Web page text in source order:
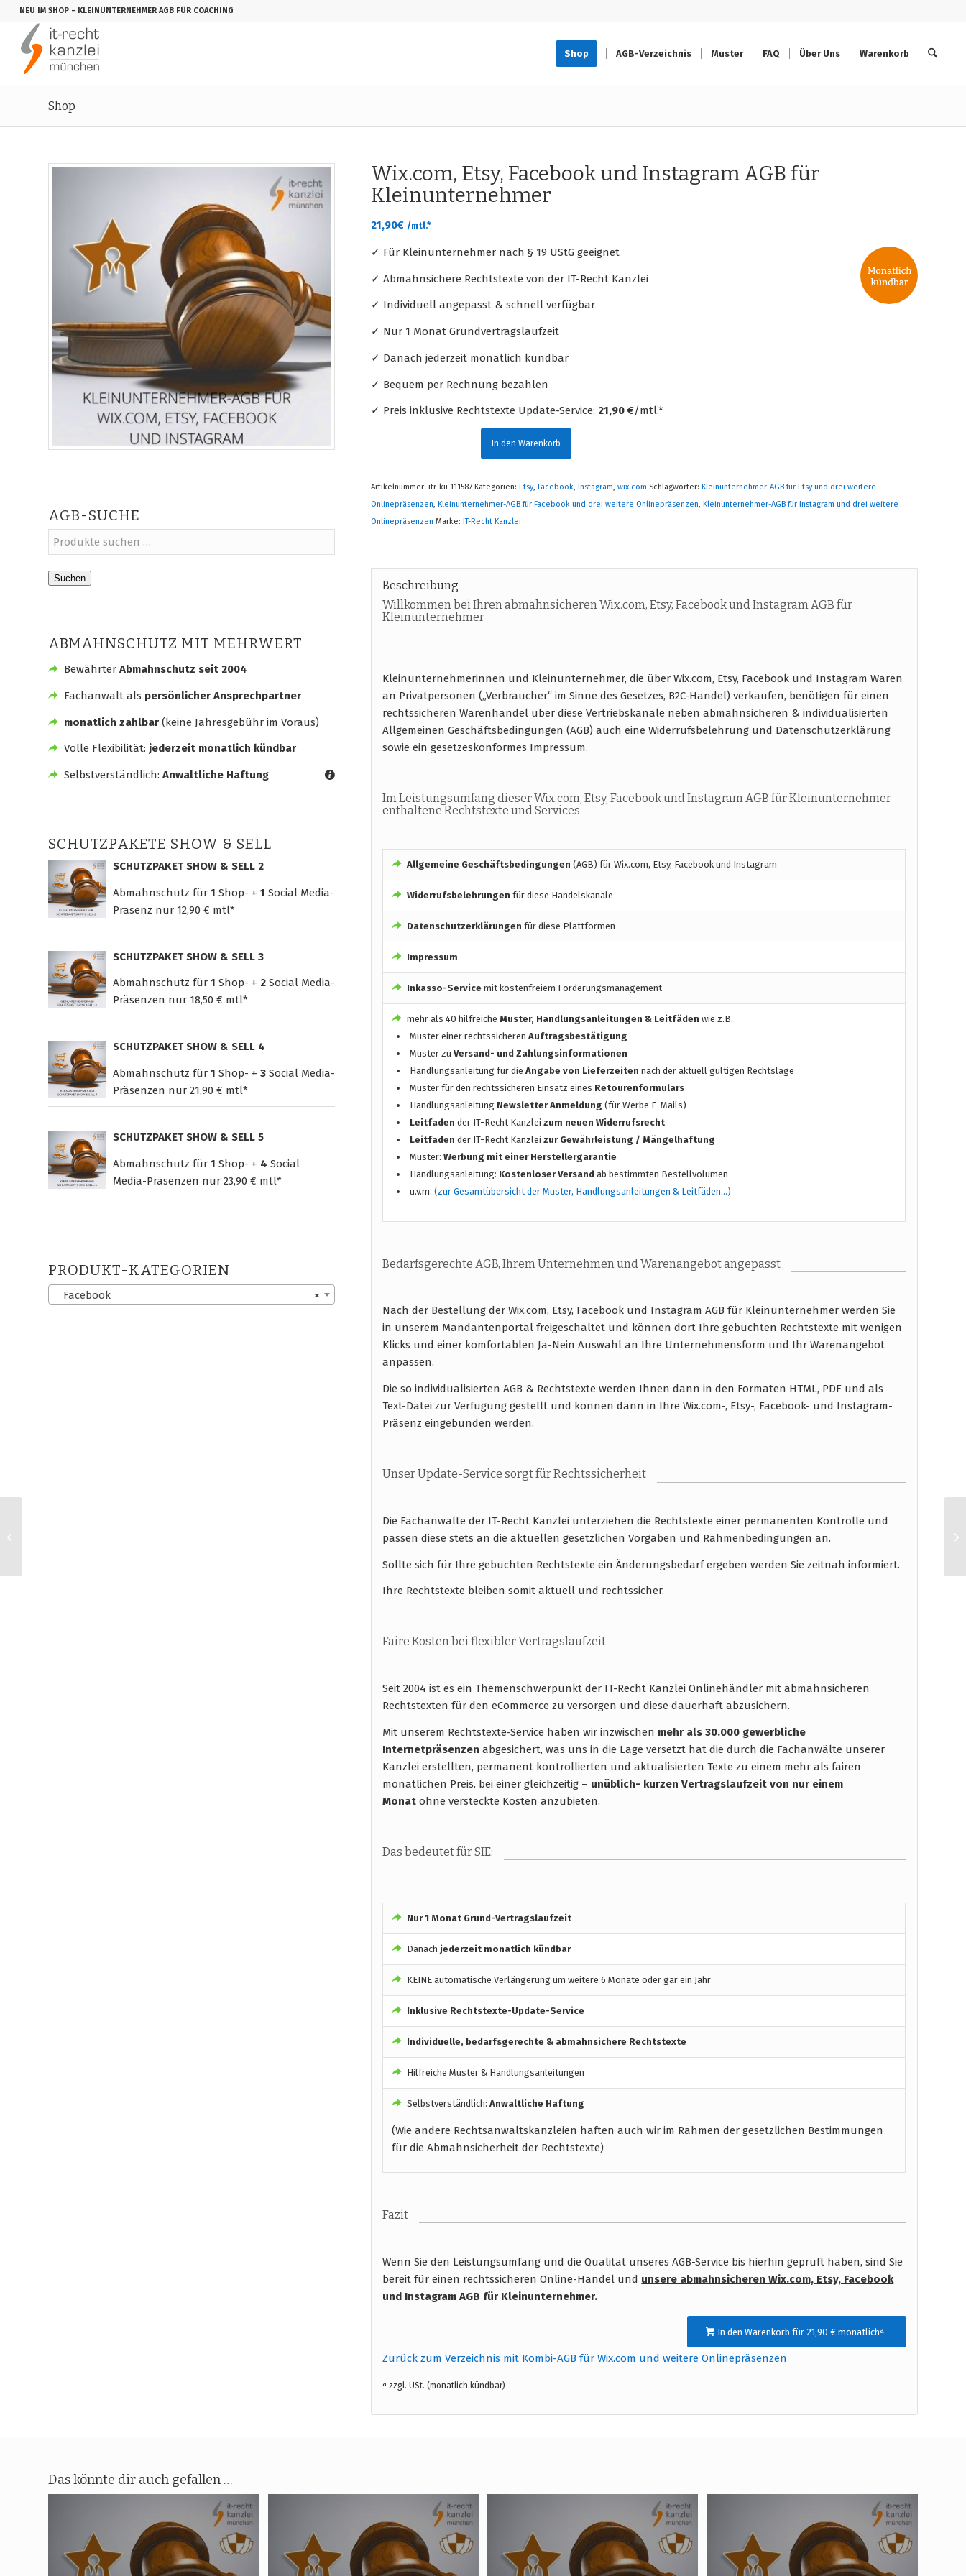
NEU IM SHOP - KLEINUNTERNEHMER AGB FÜR COACHING
Shop AGB-Verzeichnis Muster FAQ Über Uns Warenkorb
Shop
AGB-SUCHE
Suchen
ABMAHNSCHUTZ MIT MEHRWERT
BewährterAbmahnschutz seit 2004
Fachanwalt als persönlicher Ansprechpartner
monatlich zahlbar(keine Jahresgebühr im Voraus)
Volle Flexibilität: jederzeit monatlich kündbar
Selbstverständlich: Anwaltliche Haftung
SCHUTZPAKETE SHOW & SELL
SCHUTZPAKET SHOW & SELL 2
Abmahnschutz für 1 Shop- + 1 Social Media-
Präsenz nur 12,90 € mtl*
SCHUTZPAKET SHOW & SELL 3
Abmahnschutz für 1 Shop- + 2 Social Media-
Präsenzen nur 18,50 € mtl*
SCHUTZPAKET SHOW & SELL 4
Abmahnschutz für 1 Shop- + 3 Social Media-
Präsenzen nur 21,90 € mtl*
SCHUTZPAKET SHOW & SELL 5
Abmahnschutz für 1 Shop- + 4 Social
Media-Präsenzen nur 23,90 € mtl*
PRODUKT-KATEGORIEN
×
Facebook
Wix.com, Etsy, Facebook und Instagram AGB für
Kleinunternehmer
21,90€ /mtl.*
✓ Für Kleinunternehmer nach § 19 UStG geeignet
✓ Abmahnsichere Rechtstexte von der IT-Recht Kanzlei
✓ Individuell angepasst & schnell verfügbar
✓ Nur 1 Monat Grundvertragslaufzeit
✓ Danach jederzeit monatlich kündbar
✓ Bequem per Rechnung bezahlen
✓ Preis inklusive Rechtstexte Update-Service: 21,90 €/mtl.*
In den Warenkorb
Artikelnummer:itr-ku-111587 Kategorien:Etsy,Facebook,Instagram,wix.com Schlagwörter:Kleinunternehmer-AGB für Etsy und drei weitere
Onlinepräsenzen,Kleinunternehmer-AGB für Facebook und drei weitere Onlinepräsenzen,Kleinunternehmer-AGB für Instagram und drei weitere
Onlinepräsenzen Marke:IT-Recht Kanzlei
Beschreibung
Willkommen bei Ihren abmahnsicheren Wix.com, Etsy, Facebook und Instagram AGB für
Kleinunternehmer
Kleinunternehmerinnen und Kleinunternehmer, die über Wix.com, Etsy, Facebook und Instagram Waren
an Privatpersonen („Verbraucher“ im Sinne des Gesetzes, B2C-Handel) verkaufen, benötigen für einen
rechtssicheren Warenhandel über diese Vertriebskanäle neben abmahnsicheren & individualisierten
Allgemeinen Geschäftsbedingungen (AGB) auch eine Widerrufsbelehrung und Datenschutzerklärung
sowie ein gesetzeskonformes Impressum.
Im Leistungsumfang dieser Wix.com, Etsy, Facebook und Instagram AGB für Kleinunternehmer
enthaltene Rechtstexte und Services
Allgemeine Geschäftsbedingungen (AGB) für Wix.com, Etsy, Facebook und Instagram
Widerrufsbelehrungen für diese Handelskanäle
Datenschutzerklärungen für diese Plattformen
Impressum
Inkasso-Service mit kostenfreiem Forderungsmanagement
mehr als 40 hilfreiche Muster, Handlungsanleitungen & Leitfäden wie z.B.
Muster einer rechtssicherenAuftragsbestätigung
Muster zuVersand- und Zahlungsinformationen
Handlungsanleitung für dieAngabe von Lieferzeiten nach der aktuell gültigen Rechtslage
Muster für den rechtssicheren Einsatz eines Retourenformulars
Handlungsanleitung Newsletter Anmeldung(für Werbe E-Mails)
Leitfaden der IT-Recht Kanzleizum neuen Widerrufsrecht
Leitfaden der IT-Recht Kanzleizur Gewährleistung / Mängelhaftung
Muster:Werbung mit einer Herstellergarantie
Handlungsanleitung: Kostenloser Versand ab bestimmten Bestellvolumen
u.v.m.(zur Gesamtübersicht der Muster, Handlungsanleitungen & Leitfäden…)
Bedarfsgerechte AGB, Ihrem Unternehmen und Warenangebot angepasst
Nach der Bestellung der Wix.com, Etsy, Facebook und Instagram AGB für Kleinunternehmer werden Sie
in unserem Mandantenportal freigeschaltet und können dort Ihre gebuchten Rechtstexte mit wenigen
Klicks und einer komfortablen Ja-Nein Auswahl an Ihre Unternehmensform und Ihr Warenangebot
anpassen.
Die so individualisierten AGB & Rechtstexte werden Ihnen dann in den Formaten HTML, PDF und als
Text-Datei zur Verfügung gestellt und können dann in Ihre Wix.com-, Etsy-, Facebook- und Instagram-
Präsenz eingebunden werden.
Unser Update-Service sorgt für Rechtssicherheit
Die Fachanwälte der IT-Recht Kanzlei unterziehen die Rechtstexte einer permanenten Kontrolle und
passen diese stets an die aktuellen gesetzlichen Vorgaben und Rahmenbedingungen an.
Sollte sich für Ihre gebuchten Rechtstexte ein Änderungsbedarf ergeben werden Sie zeitnah informiert.
Ihre Rechtstexte bleiben somit aktuell und rechtssicher.
Faire Kosten bei flexibler Vertragslaufzeit
Seit 2004 ist es ein Themenschwerpunkt der IT-Recht Kanzlei Onlinehändler mit abmahnsicheren
Rechtstexten für den eCommerce zu versorgen und diese dauerhaft abzusichern.
Mit unserem Rechtstexte-Service haben wir inzwischen mehr als 30.000 gewerbliche
Internetpräsenzen abgesichert, was uns in die Lage versetzt hat die durch die Fachanwälte unserer
Kanzlei erstellten, permanent kontrollierten und aktualisierten Texte zu einem mehr als fairen
monatlichen Preis. bei einer gleichzeitig – unüblich- kurzen Vertragslaufzeit von nur einem
Monatohne versteckte Kosten anzubieten.
Das bedeutet für SIE:
Nur 1 Monat Grund-Vertragslaufzeit
Danach jederzeit monatlich kündbar
KEINE automatische Verlängerung um weitere 6 Monate oder gar ein Jahr
Inklusive Rechtstexte-Update-Service
Individuelle, bedarfsgerechte & abmahnsichere Rechtstexte
Hilfreiche Muster & Handlungsanleitungen
Selbstverständlich: Anwaltliche Haftung
(Wie andere Rechtsanwaltskanzleien haften auch wir im Rahmen der gesetzlichen Bestimmungen
für die Abmahnsicherheit der Rechtstexte)
Fazit
Wenn Sie den Leistungsumfang und die Qualität unseres AGB-Service bis hierhin geprüft haben, sind Sie
bereit für einen rechtssicheren Online-Handel und unsere abmahnsicheren Wix.com, Etsy, Facebook
und Instagram AGB für Kleinunternehmer.
In den Warenkorb für 21,90 € monatlichª
Zurück zum Verzeichnis mit Kombi-AGB für Wix.com und weitere Onlinepräsenzen
ª zzgl. USt. (monatlich kündbar)
Das könnte dir auch gefallen …